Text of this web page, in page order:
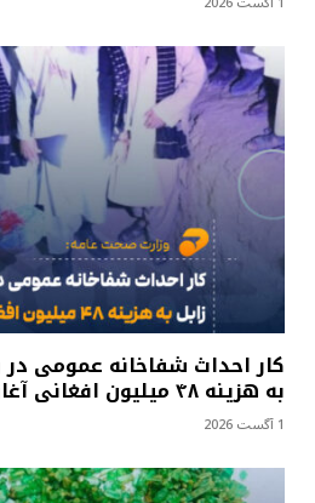
کار احداث شفاخانه عمومی
به هزینه ۴۸ میلیون افغانی آغاز شد
1 آگست 2026